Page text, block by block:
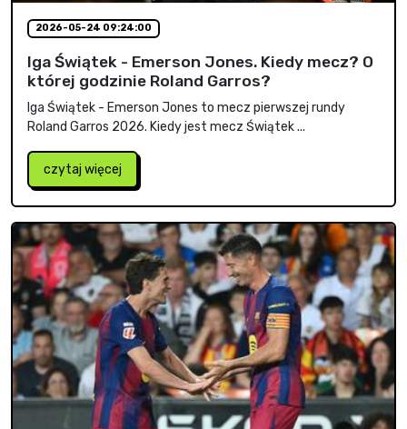
2026-05-24 09:24:00
Iga Świątek - Emerson Jones. Kiedy mecz? O
której godzinie Roland Garros?
Iga Świątek - Emerson Jones to mecz pierwszej rundy
Roland Garros 2026. Kiedy jest mecz Świątek ...
czytaj więcej